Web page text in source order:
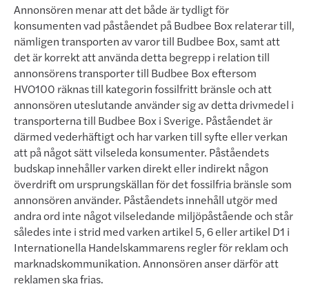
Annonsören menar att det både är tydligt för
konsumenten vad påståendet på Budbee Box relaterar till,
nämlig­en transporten av varor till Budbee Box, samt att
det är korrekt att använda detta begrepp i relation till
annons­örens tran­sporter till Budbee Box eftersom
HVO100 räknas till kategorin fossilfritt bränsle och att
annonsören ut­e­slutande använder sig av detta drivmedel i
transporterna till Budbee Box i Sverige. Påståendet är
därmed ved­er­häftigt och har varken till syfte eller verkan
att på något sätt vilseleda konsumenter. Påståendets
budskap inne­håller var­ken direkt eller indirekt någon
överdrift om ursprungskällan för det fossilfria bränsle som
annons­ören anv­ä­n­der. Påståendets innehåll utgör med
andra ord inte något vilseledande miljöpåstående och står
så­ledes inte i strid med varken artikel 5, 6 eller artikel D1 i
Internationella Handelskammarens regler för reklam och
mark­n­ads­kommunikation. Annonsören anser därför att
reklamen ska frias.